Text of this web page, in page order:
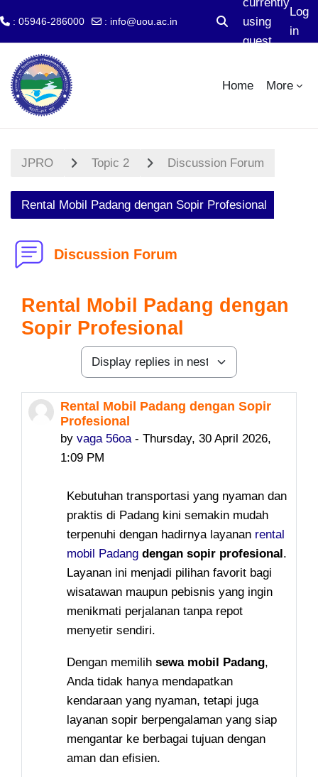
Skip to main content
: 05946-286000 : info@uou.ac.in
Toggle search input
using
guest
Log
in
Home More
JPRO Topic 2 Discussion Forum
Rental Mobil Padang dengan Sopir Profesional
Discussion Forum
Rental Mobil Padang dengan
Sopir Profesional
Display mode
Rental Mobil Padang dengan Sopir
Profesional
byvaga 56oa-Thursday, 30 April 2026,
1:09 PM
Number of replies: 0
Kebutuhan transportasi yang nyaman dan
praktis di Padang kini semakin mudah
terpenuhi dengan hadirnya layanan rental
mobil Padang dengan sopir profesional.
Layanan ini menjadi pilihan favorit bagi
wisatawan maupun pebisnis yang ingin
menikmati perjalanan tanpa repot
menyetir sendiri.
Dengan memilih sewa mobil Padang,
Anda tidak hanya mendapatkan
kendaraan yang nyaman, tetapi juga
layanan sopir berpengalaman yang siap
mengantar ke berbagai tujuan dengan
aman dan efisien.